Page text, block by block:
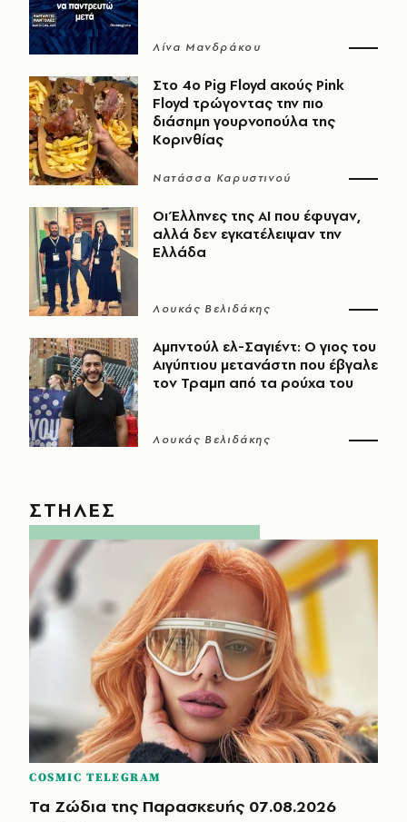
Λίνα Μανδράκου
Στο 4ο Pig Floyd ακούς Pink
Floyd τρώγοντας την πιο
διάσημη γουρνοπούλα της
Κορινθίας
Νατάσσα Καρυστινού
Οι Έλληνες της ΑΙ που έφυγαν,
αλλά δεν εγκατέλειψαν την
Ελλάδα
Λουκάς Βελιδάκης
Αμπντούλ ελ-Σαγιέντ: Ο γιος του
Αιγύπτιου μετανάστη που έβγαλε
τον Τραμπ από τα ρούχα του
Λουκάς Βελιδάκης
ΣΤΗΛΕΣ
COSMIC TELEGRAM
Τα Ζώδια της Παρασκευής 07.08.2026